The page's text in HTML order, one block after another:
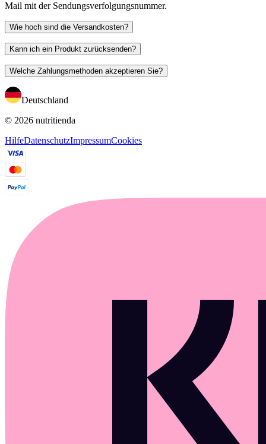
Mail mit der Sendungsverfolgungsnummer.
Wie hoch sind die Versandkosten?
Kann ich ein Produkt zurücksenden?
Welche Zahlungsmethoden akzeptieren Sie?
Deutschland
© 2026 nutritienda
HilfeDatenschutzImpressumCookies